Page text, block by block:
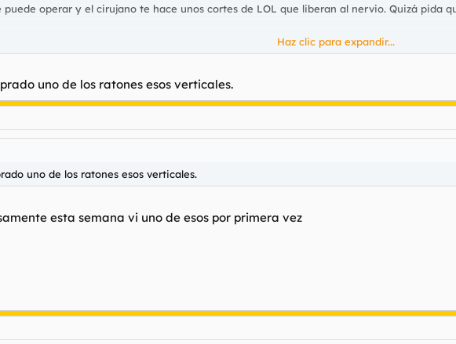
puede operar y el cirujano te hace unos cortes de LOL que liberan al nervio. Quizá pida
santa casa parece del mismo mal? ¿Os habéis operado?
?
Haz clic para expandir...
uno de los ratones esos verticales.
uno de los ratones esos verticales.
esta semana vi uno de esos por primera vez